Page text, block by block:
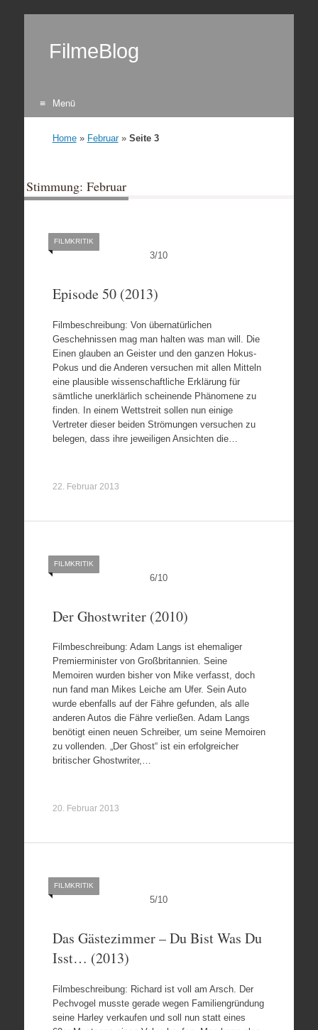
FilmeBlog
Menü
Home» Februar» Seite 3
Stimmung: Februar
3/10
FILMKRITIK
Episode 50 (2013)
Filmbeschreibung: Von übernatürlichen
Geschehnissen mag man halten was man will. Die
Einen glauben an Geister und den ganzen Hokus-
Pokus und die Anderen versuchen mit allen Mitteln
eine plausible wissenschaftliche Erklärung für
sämtliche unerklärlich scheinende Phänomene zu
finden. In einem Wettstreit sollen nun einige
Vertreter dieser beiden Strömungen versuchen zu
belegen, dass ihre jeweiligen Ansichten die…
22. Februar 2013
6/10
FILMKRITIK
Der Ghostwriter (2010)
Filmbeschreibung: Adam Langs ist ehemaliger
Premierminister von Großbritannien. Seine
Memoiren wurden bisher von Mike verfasst, doch
nun fand man Mikes Leiche am Ufer. Sein Auto
wurde ebenfalls auf der Fähre gefunden, als alle
anderen Autos die Fähre verließen. Adam Langs
benötigt einen neuen Schreiber, um seine Memoiren
zu vollenden. „Der Ghost“ ist ein erfolgreicher
britischer Ghostwriter,…
20. Februar 2013
5/10
FILMKRITIK
Das Gästezimmer – Du Bist Was Du
Isst… (2013)
Filmbeschreibung: Richard ist voll am Arsch. Der
Pechvogel musste gerade wegen Familiengründung
seine Harley verkaufen und soll nun statt eines